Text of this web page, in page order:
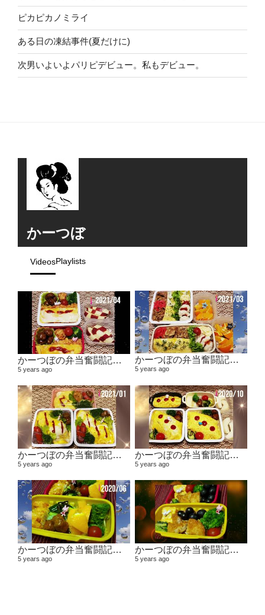
ピカピカノミライ
ある日の凍結事件(夏だけに)
次男いよいよパリピデビュー。私もデビュー。
かーつぼ
VideosPlaylists
かーつぼの弁当奮闘記その6 【２０２１年４月～５月】
5 years ago
かーつぼの弁当奮闘記その5 【２０２１年２月～３月】
5 years ago
かーつぼの弁当奮闘記その４ 【２０２０年１１月～２０２１年１月】
5 years ago
かーつぼの弁当奮闘記その３ 【２０２０年８・９月～１０月】
5 years ago
かーつぼの弁当奮闘記その２ 【２０２０年６月～７月】
5 years ago
かーつぼの弁当奮闘記その1 2020年４月～５月
5 years ago